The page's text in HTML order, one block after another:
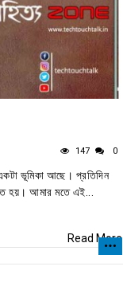
147 0
ভূমিকা আছে। প্রতিদিন
হয়। আমার মতে এই...
Read More